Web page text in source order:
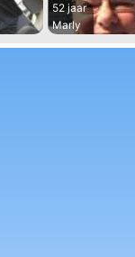
52 jaar
Marly